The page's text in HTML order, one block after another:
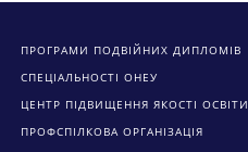
ПРОГРАМИ ПОДВІЙНИХ ДИПЛОМІВ
СПЕЦІАЛЬНОСТІ ОНЕУ
ЦЕНТР ПІДВИЩЕННЯ ЯКОСТІ ОСВІТИ
ПРОФСПІЛКОВА ОРГАНІЗАЦІЯ